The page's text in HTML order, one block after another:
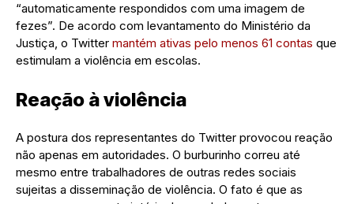
“automaticamente respondidos com uma imagem de
fezes”. De acordo com levantamento do Ministério da
Justiça, o Twitter mantém ativas pelo menos 61 contas que
estimulam a violência em escolas.
Reação à violência
A postura dos representantes do Twitter provocou reação
não apenas em autoridades. O burburinho correu até
mesmo entre trabalhadores de outras redes sociais
sujeitas a disseminação de violência. O fato é que as